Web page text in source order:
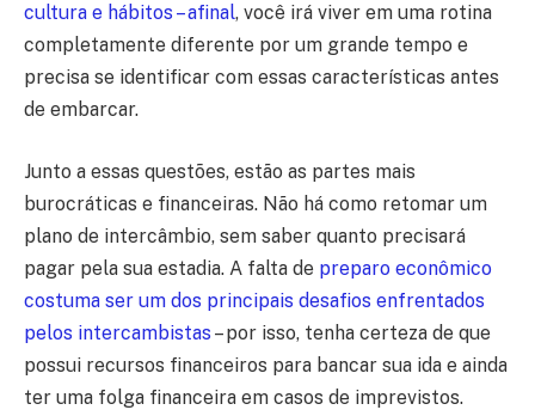
cultura e hábitos – afinal, você irá viver em uma rotina
completamente diferente por um grande tempo e
precisa se identificar com essas características antes
de embarcar.
Junto a essas questões, estão as partes mais
burocráticas e financeiras. Não há como retomar um
plano de intercâmbio, sem saber quanto precisará
pagar pela sua estadia. A falta de preparo econômico
costuma ser um dos principais desafios enfrentados
pelos intercambistas – por isso, tenha certeza de que
possui recursos financeiros para bancar sua ida e ainda
ter uma folga financeira em casos de imprevistos.